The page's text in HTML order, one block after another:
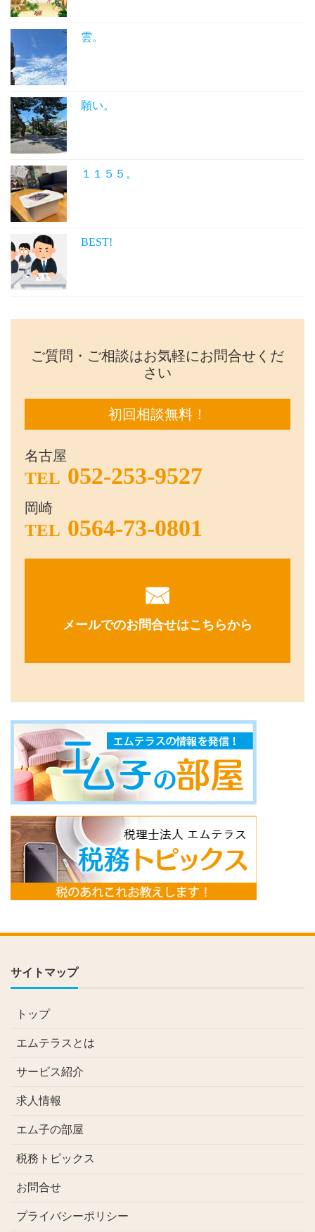
雲。
願い。
１１５５。
BEST!
ご質問・ご相談はお気軽にお問合せくだ
さい
初回相談無料！
名古屋
TEL 052-253-9527
岡崎
TEL 0564-73-0801
メールでのお問合せはこちらから
サイトマップ
トップ
エムテラスとは
サービス紹介
求人情報
エム子の部屋
税務トピックス
お問合せ
プライバシーポリシー